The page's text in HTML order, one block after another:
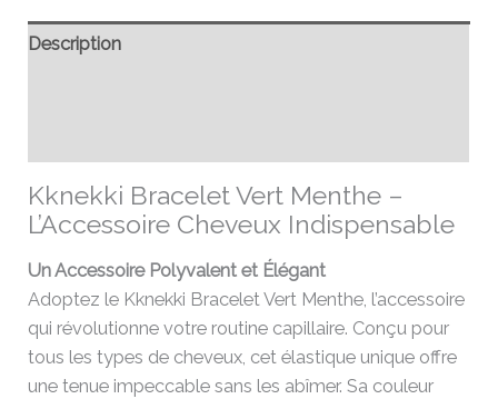
Description
Kknekki Bracelet Vert Menthe –
L’Accessoire Cheveux Indispensable
Un Accessoire Polyvalent et Élégant
Adoptez le Kknekki Bracelet Vert Menthe, l’accessoire
qui révolutionne votre routine capillaire. Conçu pour
tous les types de cheveux, cet élastique unique offre
une tenue impeccable sans les abîmer. Sa couleur